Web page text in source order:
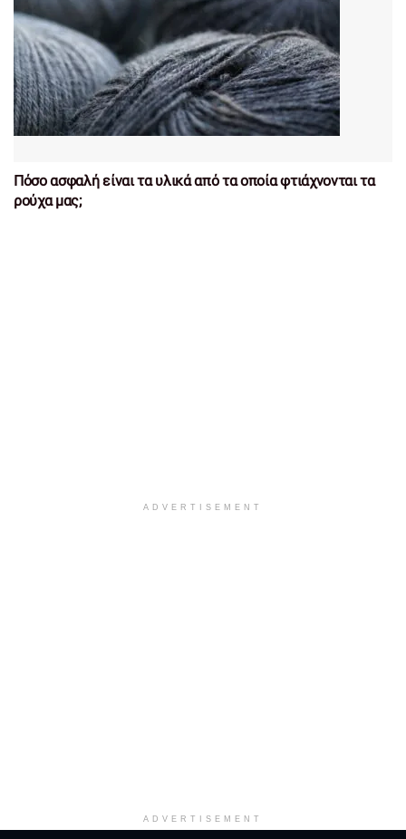
Πόσο ασφαλή είναι τα υλικά από τα οποία φτιάχνονται τα
ρούχα μας;
ADVERTISEMENT
ADVERTISEMENT